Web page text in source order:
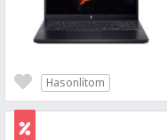
Hasonlítom